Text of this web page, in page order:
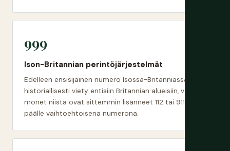
999
Ison-Britannian perintöjärjestelmät
Edelleen ensisijainen numero Isossa-Britanniassa, ja
historiallisesti viety entisiin Britannian alueisiin, vaikka
monet niistä ovat sittemmin lisänneet 112 tai 911
päälle vaihtoehtoisena numerona.